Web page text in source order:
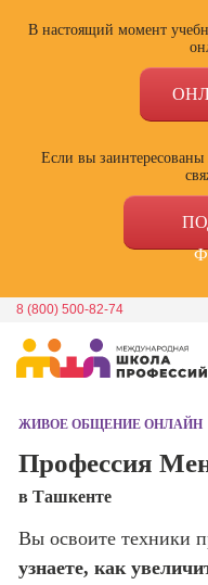
В настоящий момент
Если вы
8 (800) 500-82-74
Школа дизайна
программирования
ЖИВОЕ ОБЩЕНИЕ ОНЛАЙН
Профессия
в Ташкенте
Вы освоите техники
узнаете, как